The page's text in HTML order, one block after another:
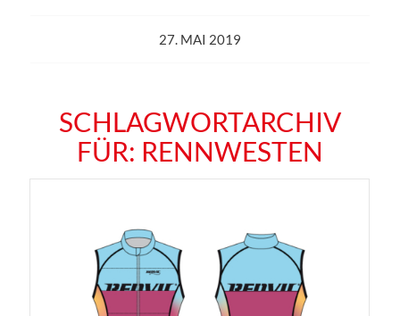
27. MAI 2019
SCHLAGWORTARCHIV
FÜR: RENNWESTEN